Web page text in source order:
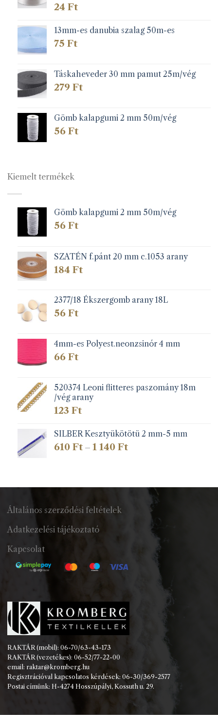
24 Ft
13mm-es danubia szalag 50m-es
75 Ft
Táskaheveder 30 mm pamut 25m/vég
279 Ft
Gömb kalapgumi 2 mm 50m/vég
56 Ft
Kiemelt termékek
Gömb kalapgumi 2 mm 50m/vég
56 Ft
SZATÉN f.pánt 20 mm c.1053 arany
184 Ft
2377/18 Ékszergomb arany 18L
56 Ft
4mm-es Polyest.neonzsinór 4 mm
66 Ft
520374 Leoni flitteres paszomány 18m
/vég arany
123 Ft
SILBER Kesztyükötötü 2 mm-5 mm
610 Ft – 1 140 FtÁrtartomány:
140 Ft
Általános szerződési feltételek
Adatkezelési tájékoztató
Kapcsolat
RAKTÁR (mobil): 06-70/63-43-173
RAKTÁR (vezetékes): 06-52/77-22-00
email: raktar@kromberg.hu
Regisztrációval kapcsolatos kérdések: 06-30/369-2577
Postai címünk: H-4274 Hosszúpályi, Kossuth u. 29.